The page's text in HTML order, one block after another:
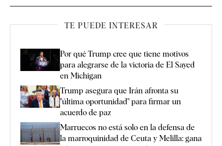
TE PUEDE INTERESAR
Por qué Trump cree que tiene motivos
para alegrarse de la victoria de El Sayed
en Michigan
Trump asegura que Irán afronta su
"última oportunidad" para firmar un
acuerdo de paz
Marruecos no está solo en la defensa de
la marroquinidad de Ceuta y Melilla: gana